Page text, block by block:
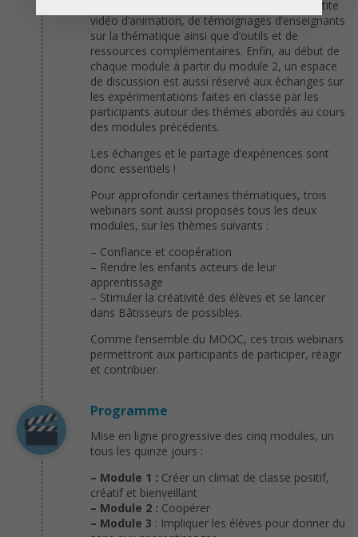
apports de la recherche sous forme d’une petite
vidéo d’animation, de témoignages d’enseignants
sur la thématique ainsi que d’outils et de
ressources complémentaires. Enfin, au début de
chaque module à partir du module 2, un espace
de discussion est aussi réservé aux échanges sur
les expérimentations faites en classe par les
participants autour des thémes abordés au cours
des modules précédents.
Les échanges et le partage d’expériences sont
donc essentiels !
Pour approfondir certaines thématiques, trois
webinars sont aussi proposés tous les deux
modules, sur les thèmes suivants :
– Confiance et coopération
– Rendre les enfants acteurs de leur
apprentissage
– Stimuler la créativité des élèves et se lancer
dans Bâtisseurs de possibles.
Comme l’ensemble du MOOC, ces trois webinars
permettront aux participants de participer, réagir
et contribuer.
Programme
Mise en ligne progressive des cinq modules, un
tous les quinze jours :
– Module 1 : Créer un climat de classe positif,
créatif et bienveillant
– Module 2 : Coopérer
– Module 3 : Impliquer les élèves pour donner du